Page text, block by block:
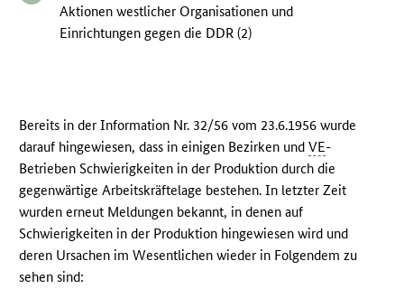
Aktionen westlicher Organisationen und
Einrichtungen gegen die DDR (2)
Bereits in der Information Nr. 32/56 vom 23.6.1956 wurde
darauf hingewiesen, dass in einigen Bezirken undVE-
Betrieben Schwierigkeiten in der Produktion durch die
gegenwärtige Arbeitskräftelage bestehen. In letzter Zeit
wurden erneut Meldungen bekannt, in denen auf
Schwierigkeiten in der Produktion hingewiesen wird und
deren Ursachen im Wesentlichen wieder in Folgendem zu
sehen sind: